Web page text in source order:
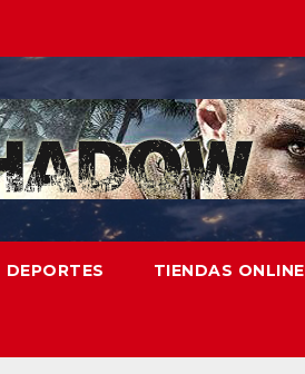
DEPORTES TIENDAS ONLINE